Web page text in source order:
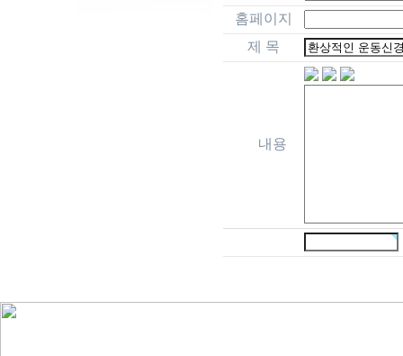
홈페이지
제 목
내용